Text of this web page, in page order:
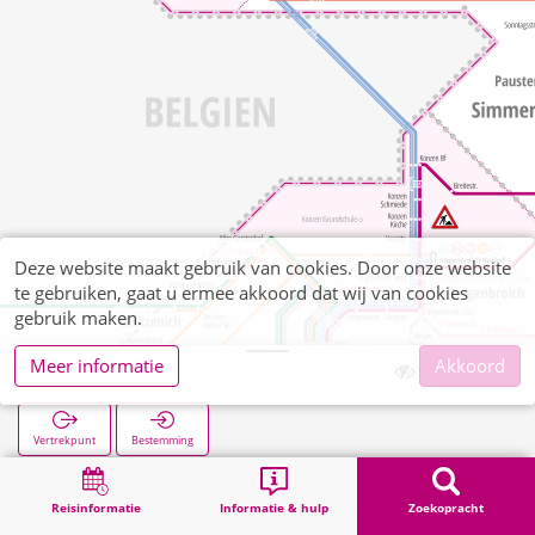
Reisinformatie Informatie & hulp Zoekopracht
Fringshaus
Vertrekpunt Bestemming
Zoekopracht
Deze website maakt gebruik van cookies. Door onze website
te gebruiken, gaat u ermee akkoord dat wij van cookies
gebruik maken.
Meer informatie
Akkoord